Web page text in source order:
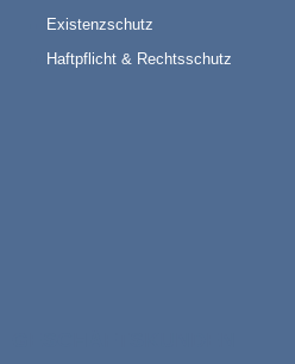
Existenzschutz
Haftpflicht & Rechtsschutz